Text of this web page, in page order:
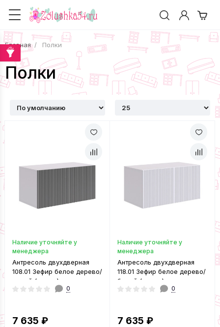
Главная Полки
Полки
Наличие уточняйте у
менеджера
Антресоль двухдверная
108.01 Зефир белое дерево/
серый (эмаль)
0
7 635 ₽
Наличие уточняйте у
менеджера
Антресоль двухдверная
118.01 Зефир белое дерево/
белый (эмаль)
0
7 635 ₽